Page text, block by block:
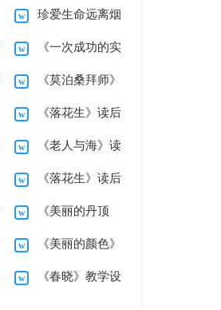
珍爱生命远离烟
草演讲稿《一次成功的实
验》教学设计
《莫泊桑拜师》
教学反思《落花生》读后
感15篇《老人与海》读
后感200字《落花生》读后
感 《美丽的丹顶
鹤》教学设计
《美丽的颜色》
教学设计《春晓》教学设